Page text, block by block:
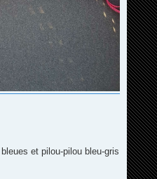
et pilou-pilou bleu-gris